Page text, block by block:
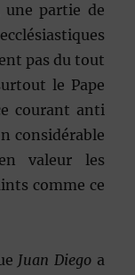
une partie de
pas du tout
le Pape
courant anti
considérable
valeur les
comme ce
Juan Diegoa